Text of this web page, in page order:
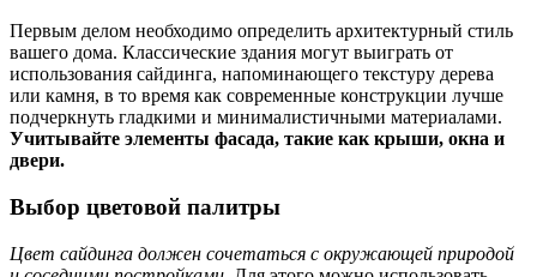
Первым делом необходимо определить архитектурный стиль
вашего дома. Классические здания могут выиграть от
использования сайдинга, напоминающего текстуру дерева
или камня, в то время как современные конструкции лучше
подчеркнуть гладкими и минималистичными материалами.
Учитывайте элементы фасада, такие как крыши, окна и
двери.
Выбор цветовой палитры
Цвет сайдинга должен сочетаться с окружающей природой